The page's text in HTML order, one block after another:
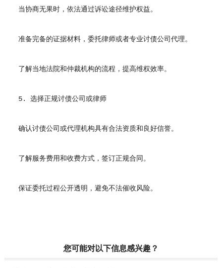
当协商无果时，依法通过诉讼途径维护权益。
准备完备的证据材料，委托律师或者专业讨债公司代理。
了解当地法院和仲裁机构的流程，提高维权效率。
5. 选择正规讨债公司或律师
确认讨债公司或代理机构具有合法资质和良好信誉。
了解服务费用和收费方式，签订正规合同。
保证委托过程公开透明，避免不法催收风险。
您可能对以下信息感兴趣？